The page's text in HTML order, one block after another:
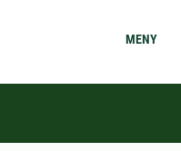
MENY